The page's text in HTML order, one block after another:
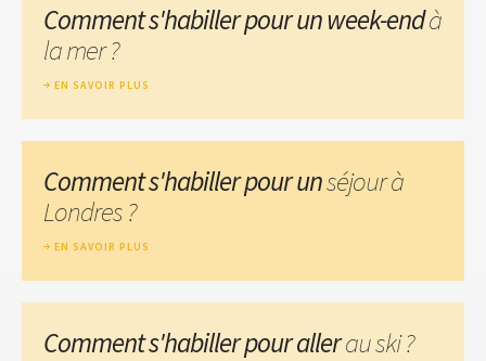
Comment s'habiller pour un week-endà
la mer ?
EN SAVOIR PLUS
Comment s'habiller pour unséjour à
Londres ?
EN SAVOIR PLUS
Comment s'habiller pour allerau ski ?